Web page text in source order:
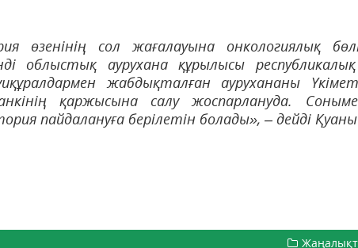
өзенінің сол жағалауына онкологиялық
облыстық аурухана құрылысы республикалық
жабдықталған аурухананы
қаржысына салу жоспарлануда.
пайдалануға берілетін болады», – дейді